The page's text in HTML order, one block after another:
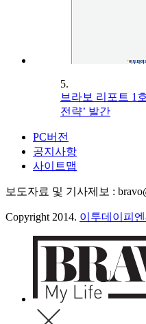
5.
브라보 리포트 1
전략’ 발간
PC버전
공지사항
사이트맵
보도자료 및 기사제보 :
Copyright 2014. 이투데이피엔